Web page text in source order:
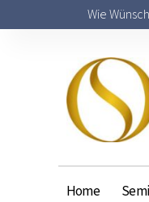
Wie
Home